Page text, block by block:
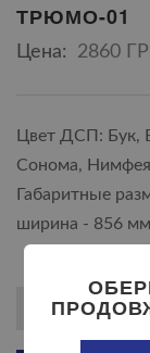
ТРЮМО-01
Цена: 2860
Цвет ДСП: Бук,
Сонома,
Габаритные
ширина - 856